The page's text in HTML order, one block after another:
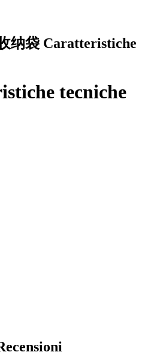
纳袋 Caratteristiche
tecniche